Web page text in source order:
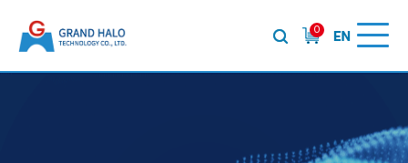
0